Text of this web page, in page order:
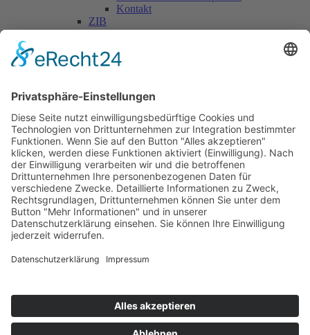
Kontakt
ZIB
Päd. Praktische Studien
Personen
Nationale Kooperationen
L.E.V.
Nachlese
Soziales Engagement
Materialien und Links
Personen
Kontakt
ÖKOLOG/PILGRIM
Aktuelles
Materialien & Links
Landes-ARGE-Lehrer:innengesundheit
PHDL-Chor
Improtheater
Kapelle